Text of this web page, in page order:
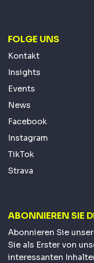
FOLGE UNS
Kontakt
Insights
Events
News
Facebook
Instagram
TikTok
Strava
ABONNIEREN SIE
Abonnieren Sie
Sie als Erster von
interessanten